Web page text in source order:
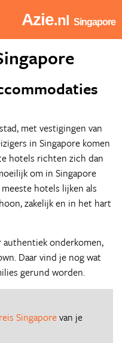
Azie.nl Singapore
met vestigingen van
in Singapore komen
hotels richten zich dan
om in Singapore
hotels lijken als
zakelijk en in het hart
authentiek onderkomen,
Daar vind je nog wat
gerund worden.
Singaporevan je